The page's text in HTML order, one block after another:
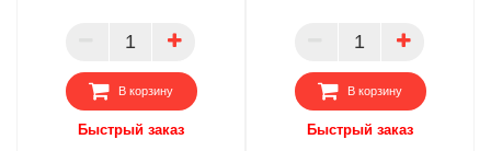
ПАРТНЕР
В корзину
Быстрый заказ
ПАРТНЕР
В корзину
Быстрый заказ